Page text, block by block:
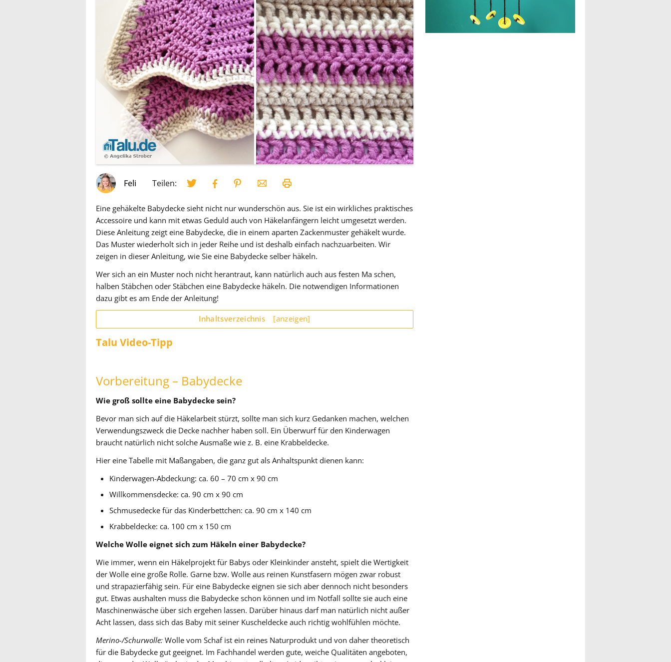
Feli Teilen:
Eine gehäkelte Babydecke sieht nicht nur wunderschön aus. Sie ist ein wirkliches praktisches
Accessoire und kann mit etwas Geduld auch von Häkelanfängern leicht umgesetzt werden.
Diese Anleitung zeigt eine Babydecke, die in einem aparten Zackenmuster gehäkelt wurde.
Das Muster wiederholt sich in jeder Reihe und ist deshalb einfach nachzuarbeiten. Wir
zeigen in dieser Anleitung, wie Sie eine Babydecke selber häkeln.
Wer sich an ein Muster noch nicht herantraut, kann natürlich auch aus festen Ma schen,
halben Stäbchen oder Stäbchen eine Babydecke häkeln. Die notwendigen Informationen
dazu gibt es am Ende der Anleitung!
Inhaltsverzeichnis [anzeigen]
Talu Video-Tipp
Vorbereitung – Babydecke
Wie groß sollte eine Babydecke sein?
Bevor man sich auf die Häkelarbeit stürzt, sollte man sich kurz Gedanken machen, welchen
Verwendungszweck die Decke nachher haben soll. Ein Überwurf für den Kinderwagen
braucht natürlich nicht solche Ausmaße wie z. B. eine Krabbeldecke.
Hier eine Tabelle mit Maßangaben, die ganz gut als Anhaltspunkt dienen kann:
Kinderwagen-Abdeckung: ca. 60 – 70 cm x 90 cm
Willkommensdecke: ca. 90 cm x 90 cm
Schmusedecke für das Kinderbettchen: ca. 90 cm x 140 cm
Krabbeldecke: ca. 100 cm x 150 cm
Welche Wolle eignet sich zum Häkeln einer Babydecke?
Wie immer, wenn ein Häkelprojekt für Babys oder Kleinkinder ansteht, spielt die Wertigkeit
der Wolle eine große Rolle. Garne bzw. Wolle aus reinen Kunstfasern mögen zwar robust
und strapazierfähig sein. Für eine Babydecke eignen sie sich aber dennoch nicht besonders
gut. Etwas aushalten muss die Babydecke schon können und im Notfall sollte sie auch eine
Maschinenwäsche über sich ergehen lassen. Darüber hinaus darf man natürlich nicht außer
Acht lassen, dass sich das Baby mit seiner Kuscheldecke auch richtig wohlfühlen möchte.
Merino-/Schurwolle: Wolle vom Schaf ist ein reines Naturprodukt und von daher theoretisch
für die Babydecke gut geeignet. Im Fachhandel werden gute, weiche Qualitäten angeboten,